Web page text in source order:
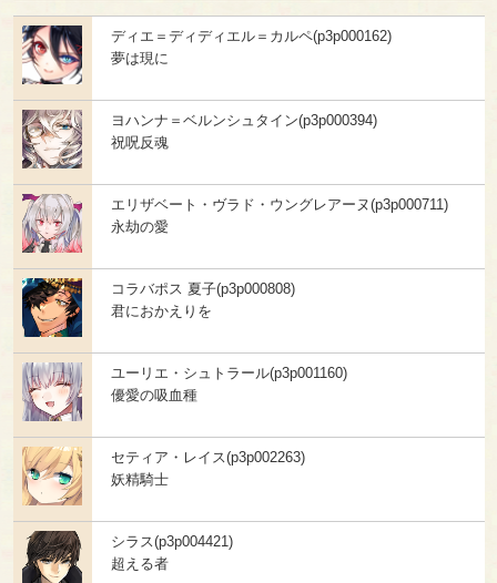
ディエ＝ディディエル＝カルペ(p3p000162)
夢は現に
ヨハンナ＝ベルンシュタイン(p3p000394)
祝呪反魂
エリザベート・ヴラド・ウングレアーヌ(p3p000711)
永劫の愛
コラバポス 夏子(p3p000808)
君におかえりを
ユーリエ・シュトラール(p3p001160)
優愛の吸血種
セティア・レイス(p3p002263)
妖精騎士
シラス(p3p004421)
超える者